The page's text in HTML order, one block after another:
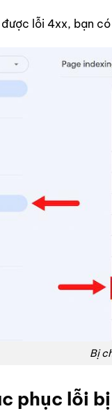
lỗi 4xx, bạn
Bị
phục lỗi